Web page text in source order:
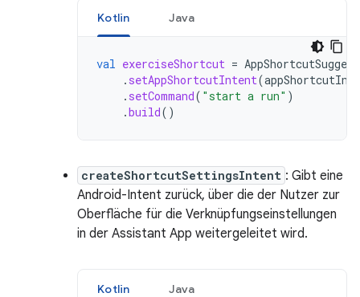
Kotlin Java
val exerciseShortcut =
. setAppShortcutIntent(
. setCommand( "start a run" )
.build()
createShortcutSettingsIntent : Gibt eine
Android-Intent zurück, über die der Nutzer zur
Oberfläche für die Verknüpfungseinstellungen
in der Assistant App weitergeleitet wird.
Kotlin Java